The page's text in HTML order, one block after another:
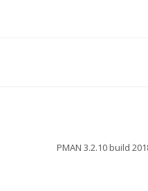
PMAN 3.2.10 build